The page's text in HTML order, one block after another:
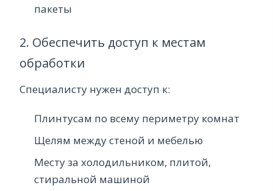
пакеты
2. Обеспечить доступ к местам
обработки
Специалисту нужен доступ к:
Плинтусам по всему периметру комнат
Щелям между стеной и мебелью
Месту за холодильником, плитой,
стиральной машиной